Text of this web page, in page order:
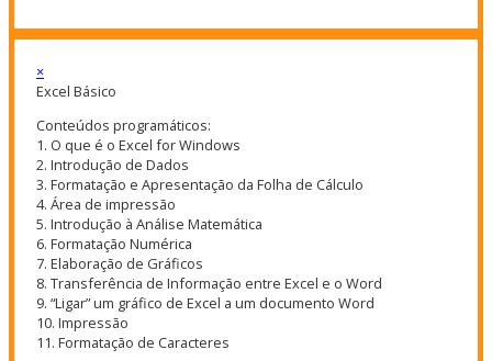
×
Excel Básico
Conteúdos programáticos:
1. O que é o Excel for Windows
2. Introdução de Dados
3. Formatação e Apresentação da Folha de Cálculo
4. Área de impressão
5. Introdução à Análise Matemática
6. Formatação Numérica
7. Elaboração de Gráficos
8. Transferência de Informação entre Excel e o Word
9. “Ligar” um gráfico de Excel a um documento Word
10. Impressão
11. Formatação de Caracteres